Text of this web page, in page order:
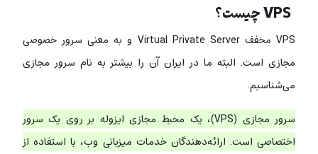
VPS چیست؟
VPS مخفف Virtual Private Server و به معنی سرور خصوصی
مجازی است. البته ما در ایران آن را بیشتر به نام سرور مجازی
می‌شناسیم.
سرور مجازی (VPS)، یک محیط مجازی ایزوله بر روی یک سرور
اختصاصی است. ارائه‌دهندگان خدمات میزبانی وب، با استفاده از